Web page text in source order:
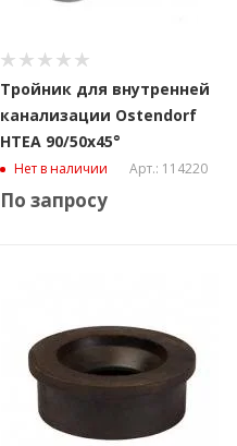
Тройник для внутренней
канализации Ostendorf
HTEA 90/50x45°
Нет в наличии Арт.: 114220
По запросу